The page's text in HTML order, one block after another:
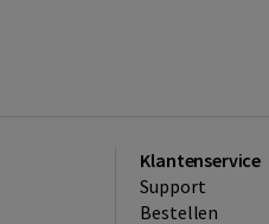
Klantenservice
Support
Bestellen